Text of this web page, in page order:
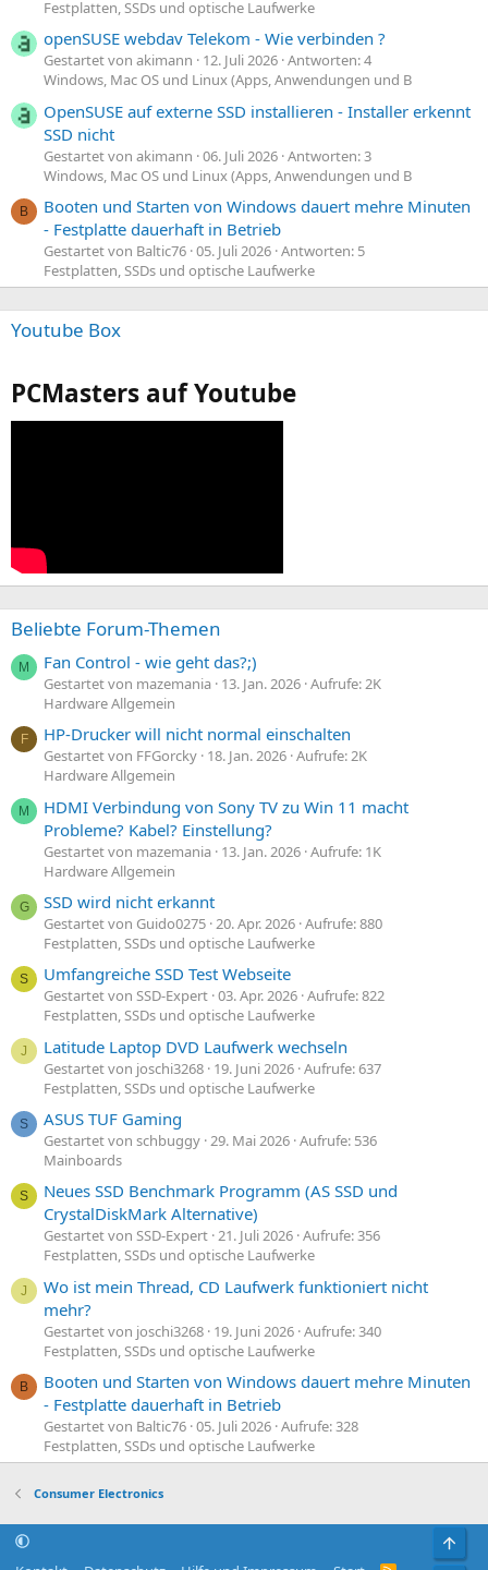
Festplatten, SSDs und optische Laufwerke
openSUSE webdav Telekom - Wie verbinden ?
Gestartet von akimann 12. Juli 2026 Antworten: 4
Windows, Mac OS und Linux (Apps, Anwendungen und B
OpenSUSE auf externe SSD installieren - Installer erkennt
SSD nicht
Gestartet von akimann 06. Juli 2026 Antworten: 3
Windows, Mac OS und Linux (Apps, Anwendungen und B
B
Booten und Starten von Windows dauert mehre Minuten
- Festplatte dauerhaft in Betrieb
Gestartet von Baltic76 05. Juli 2026 Antworten: 5
Festplatten, SSDs und optische Laufwerke
Youtube Box
PCMasters auf Youtube
Beliebte Forum-Themen
M Fan Control - wie geht das?;)
Gestartet von mazemania 13. Jan. 2026 Aufrufe: 2K
Hardware Allgemein
F HP-Drucker will nicht normal einschalten
Gestartet von FFGorcky 18. Jan. 2026 Aufrufe: 2K
Hardware Allgemein
M
HDMI Verbindung von Sony TV zu Win 11 macht
Probleme? Kabel? Einstellung?
Gestartet von mazemania 13. Jan. 2026 Aufrufe: 1K
Hardware Allgemein
G SSD wird nicht erkannt
Gestartet von Guido0275 20. Apr. 2026 Aufrufe: 880
Festplatten, SSDs und optische Laufwerke
S Umfangreiche SSD Test Webseite
Gestartet von SSD-Expert 03. Apr. 2026 Aufrufe: 822
Festplatten, SSDs und optische Laufwerke
J Latitude Laptop DVD Laufwerk wechseln
Gestartet von joschi3268 19. Juni 2026 Aufrufe: 637
Festplatten, SSDs und optische Laufwerke
S ASUS TUF Gaming
Gestartet von schbuggy 29. Mai 2026 Aufrufe: 536
Mainboards
S
Neues SSD Benchmark Programm (AS SSD und
CrystalDiskMark Alternative)
Gestartet von SSD-Expert 21. Juli 2026 Aufrufe: 356
Festplatten, SSDs und optische Laufwerke
J
Wo ist mein Thread, CD Laufwerk funktioniert nicht
mehr?
Gestartet von joschi3268 19. Juni 2026 Aufrufe: 340
Festplatten, SSDs und optische Laufwerke
B
Booten und Starten von Windows dauert mehre Minuten
- Festplatte dauerhaft in Betrieb
Gestartet von Baltic76 05. Juli 2026 Aufrufe: 328
Festplatten, SSDs und optische Laufwerke
Consumer Electronics